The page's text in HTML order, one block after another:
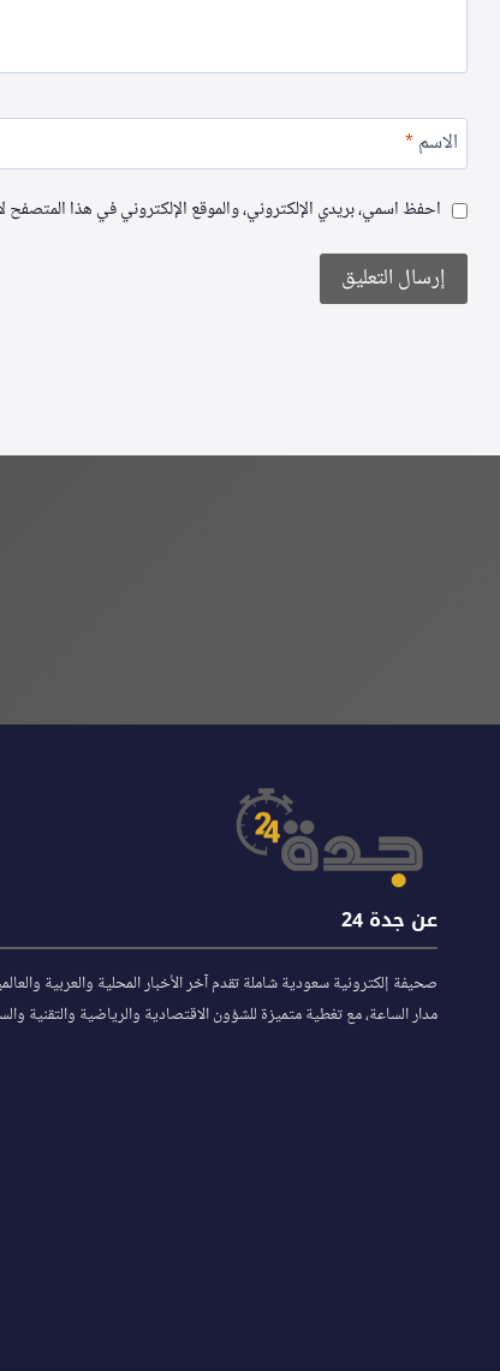
الاسم*
احفظ اسمي، بريدي الإلكتروني، والموقع الإلكتروني في هذا المتصفح
عن جدة 24
صحيفة إلكترونية سعودية شاملة تقدم آخر الأخبار المحلية والعربية
مدار الساعة، مع تغطية متميزة للشؤون الاقتصادية والرياضية والتقنية